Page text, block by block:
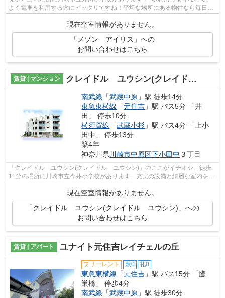
よく電車を利用する方にピッタリですね！平坦な場所にある物件なら毎日の
現在空室情報がありません。
「メゾン アイリス」への
お問い合わせはこちら
賃貸 | マンション クレイドル ユウシン(クレイドル ユウシン)
南武線 「武蔵中原 」駅 徒歩14分
東急東横線 「元住吉 」駅 バス5分 「井
田」 停歩10分
横須賀線 「武蔵小杉 」駅 バス4分 「上小
田中」 停歩13分
築4年
神奈川県 川崎市中原区下小田中 ３丁目
「クレイドル ユウシン(クレイドル ユウシン)」のここがイチオシ。徒歩
11分の場所に川崎市立今井小学校があります。充実の設備と綺麗な室内を兼
ね備えた、2022年築の物件です。エレ...
現在空室情報がありません。
「クレイドル ユウシン(クレイドル ユウシン)」への
お問い合わせはこちら
賃貸 | アパート ユナイト元住吉レイチェルの丘
フリーレント 敷0 礼0
東急東横線 「元住吉 」駅 バス15分 「鷹
巣橋」 停歩4分
南武線 「武蔵中原 」駅 徒歩30分